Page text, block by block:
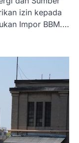
izin kepada
Impor BBM.…
Ada
Rumah Bagi
(BTN) baru-